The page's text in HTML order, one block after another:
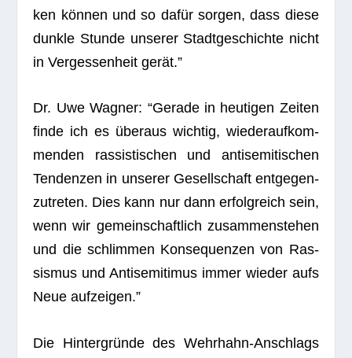
ken kön­nen und so dafür sor­gen, dass diese
dunkle Stunde unse­rer Stadt­ge­schichte nicht
in Ver­ges­sen­heit gerät.”
Dr. Uwe Wag­ner: “Gerade in heu­ti­gen Zei­ten
finde ich es über­aus wich­tig, wie­der­auf­kom­
men­den ras­sis­ti­schen und anti­se­mi­ti­schen
Ten­den­zen in unse­rer Gesell­schaft ent­ge­gen­
zu­tre­ten. Dies kann nur dann erfolg­reich sein,
wenn wir gemein­schaft­lich zusam­men­ste­hen
und die schlim­men Kon­se­quen­zen von Ras­
sis­mus und Anti­se­mi­ti­mus immer wie­der aufs
Neue aufzeigen.”
Die Hin­ter­gründe des Wehr­hahn-Anschlags